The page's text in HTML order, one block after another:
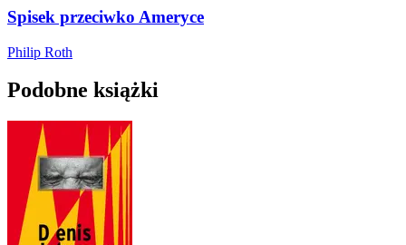
Spisek przeciwko Ameryce
Philip Roth
Podobne książki